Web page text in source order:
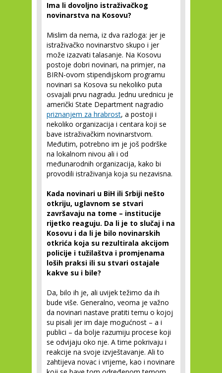
Ima li dovoljno istraživačkog
novinarstva na Kosovu?
Mislim da nema, iz dva razloga: jer je
istraživačko novinarstvo skupo i jer
može izazvati talasanje. Na Kosovu
postoje dobri novinari, na primjer, na
BIRN-ovom stipendijskom programu
novinari sa Kosova su nekoliko puta
osvajali prvu nagradu. Jednu urednicu je
američki State Department nagradio
priznanjem za hrabrost, a postoji i
nekoliko organizacija i centara koji se
bave istraživačkim novinarstvom.
Međutim, potrebno im je još podrške
na lokalnom nivou ali i od
međunarodnih organizacija, kako bi
provodili istraživanja koja su nezavisna.
Kada novinari u BiH ili Srbiji nešto
otkriju, uglavnom se stvari
završavaju na tome – institucije
rijetko reaguju. Da li je to slučaj i na
Kosovu i da li je bilo novinarskih
otkrića koja su rezultirala akcijom
policije i tužilaštva i promjenama
loših praksi ili su stvari ostajale
kakve su i bile?
Da, bilo ih je, ali uvijek težimo da ih
bude više. Generalno, veoma je važno
da novinari nastave pratiti temu o kojoj
su pisali jer im daje mogućnost – a i
publici – da bolje razumiju procese koji
se odvijaju oko nje. A time pokrivaju i
reakcije na svoje izvještavanje. Ali to
zahtijeva novac i vrijeme, kao i novinare